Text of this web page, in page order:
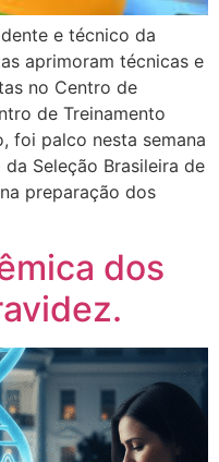
e técnico da
aprimoram técnicas e
no Centro de
de Treinamento
foi palco nesta semana
Seleção Brasileira de
preparação dos
dos